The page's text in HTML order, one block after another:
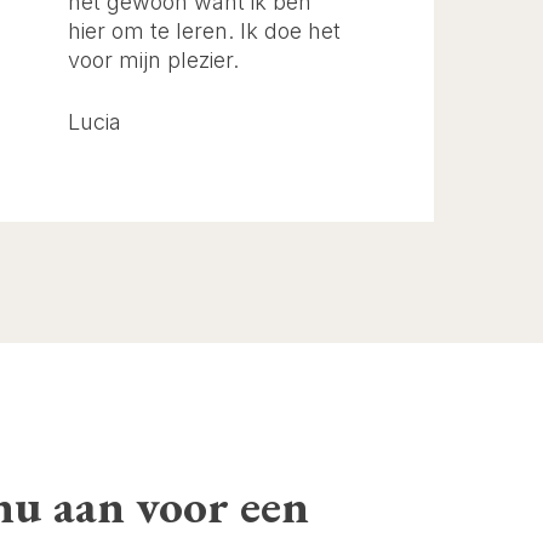
hier om te leren. Ik doe het
voor mijn plezier.
Lucia
aan voor een